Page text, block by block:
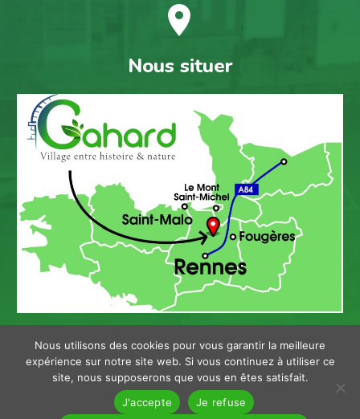


Nous situer
Plan de site
Mentions légales
Politique de confidentialité / gérer les cookies
Nous utilisons des cookies pour vous garantir la meilleure
expérience sur notre site web. Si vous continuez à utiliser ce
site, nous supposerons que vous en êtes satisfait.
J'accepte
Je refuse